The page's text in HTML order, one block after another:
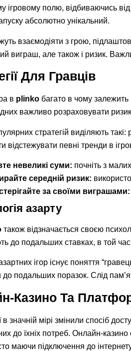
ігровому полю, відбиваючись
абсолютно унікальний.
взаємодіяти з грою,
виграш, але також і ризик.
Для Гравців
в plinko багато в чому залежить
важливо розраховувати
стратегій виділяють
відстежувати певні тренди в
невеликі суми: почніть з
середній ризик:
за своїми виграшами:
азарту
також відзначається своєю
до подальших ставках, в той
ігор існує поняття
до подальших поразок. Слід
Казино Та
в значній мірі змінили спосіб
до їхніх потреб. Онлайн-
маючи підключення до